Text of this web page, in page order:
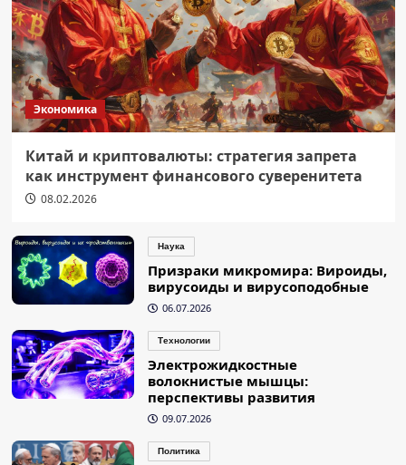
Экономика
Китай и криптовалюты: стратегия запрета
как инструмент финансового суверенитета
08.02.2026
Наука
Призраки микромира: Вироиды,
вирусоиды и вирусоподобные
06.07.2026
Технологии
Электрожидкостные
волокнистые мышцы:
перспективы развития
09.07.2026
Политика